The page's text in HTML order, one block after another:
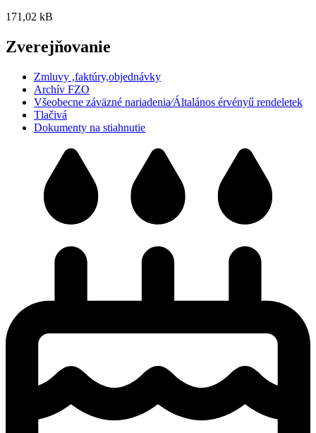
171,02 kB
Zverejňovanie
Zmluvy ,faktúry,objednávky
Archív FZO
Všeobecne záväzné nariadenia⁄Általános érvényű rendeletek
Tlačivá
Dokumenty na stiahnutie